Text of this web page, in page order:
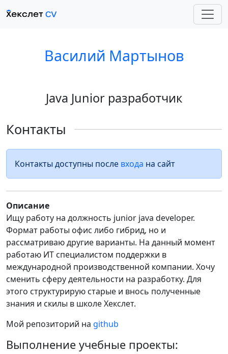
Василий Мартынов
Java Junior разработчик
Контакты
Контакты доступны после входа на сайт
Описание
Ищу работу на должность junior java developer.
Формат работы офис либо гибрид, но и
рассматриваю другие варианты. На данный момент
работаю ИТ специалистом поддержки в
международной производственной компании. Хочу
сменить сферу деятельности на разработку. Для
этого структурирую старые и внось полученные
знания и скилы в школе Хекслет.
Мой репозиторий на github
Выполнение учебные проекты: